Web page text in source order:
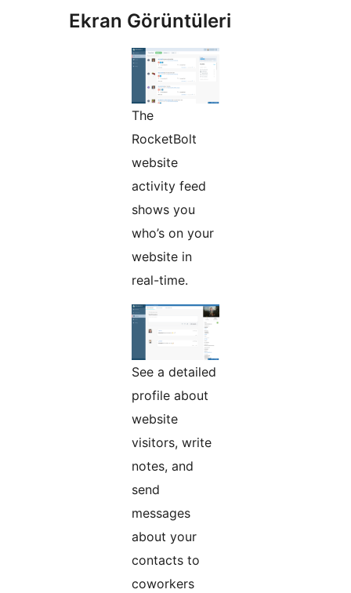
Ekran Görüntüleri
The
RocketBolt
website
activity feed
shows you
who’s on your
website in
real-time.
See a detailed
profile about
website
visitors, write
notes, and
send
messages
about your
contacts to
coworkers